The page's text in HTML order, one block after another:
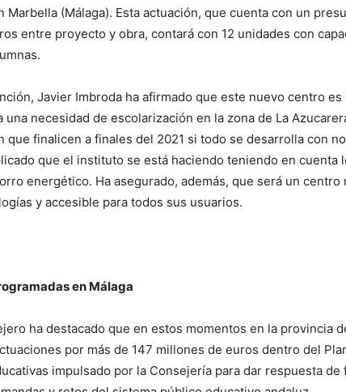
Marbella (Málaga). Esta actuación, que cuenta con un
entre proyecto y obra, contará con 12 unidades con
Javier Imbroda ha afirmado que este nuevo centro es
una necesidad de escolarización en la zona de La
que finalicen a finales del 2021 si todo se desarrolla con
que el instituto se está haciendo teniendo en cuenta
energético. Ha asegurado, además, que será un centro
y accesible para todos sus usuarios.
en Málaga
ha destacado que en estos momentos en la provincia
por más de 147 millones de euros dentro del
impulsado por la Consejería para dar respuesta de